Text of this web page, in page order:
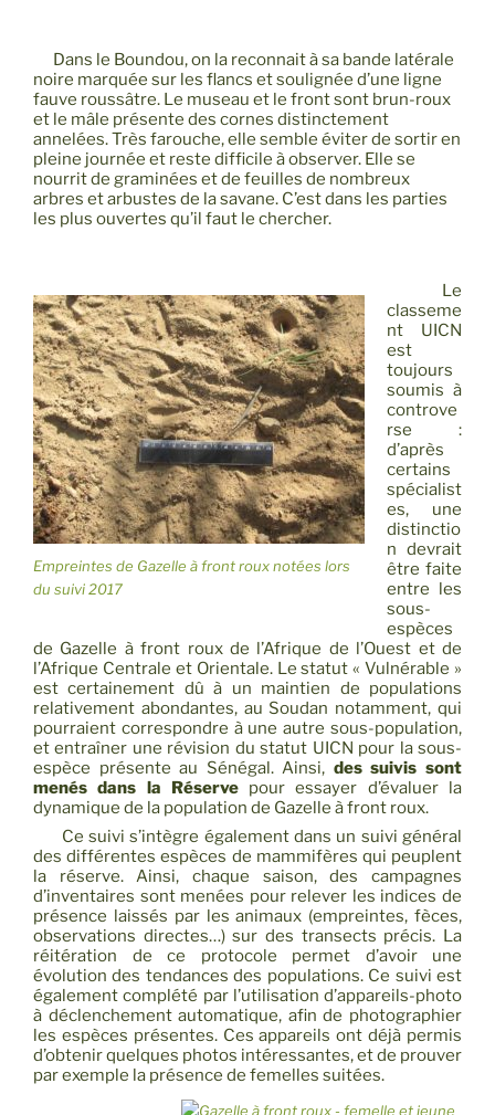
Dans le Boundou, on la reconnait à sa bande latérale
noire marquée sur les flancs et soulignée d’une ligne
fauve roussâtre. Le museau et le front sont brun-roux
et le mâle présente des cornes distinctement
annelées. Très farouche, elle semble éviter de sortir en
pleine journée et reste difficile à observer. Elle se
nourrit de graminées et de feuilles de nombreux
arbres et arbustes de la savane. C’est dans les parties
les plus ouvertes qu’il faut le chercher.
Empreintes de Gazelle à front roux notées lors
du suivi 2017
Le
classeme
nt UICN
est
toujours
soumis à
controve
rse :
d’après
certains
spécialist
es, une
distinctio
n devrait
être faite
entre les
sous-
espèces
de Gazelle à front roux de l’Afrique de l’Ouest et de
l’Afrique Centrale et Orientale. Le statut « Vulnérable »
est certainement dû à un maintien de populations
relativement abondantes, au Soudan notamment, qui
pourraient correspondre à une autre sous-population,
et entraîner une révision du statut UICN pour la sous-
espèce présente au Sénégal. Ainsi, des suivis sont
menés dans la Réservepour essayer d’évaluer la
dynamique de la population de Gazelle à front roux.
Ce suivi s’intègre également dans un suivi général
des différentes espèces de mammifères qui peuplent
la réserve. Ainsi, chaque saison, des campagnes
d’inventaires sont menées pour relever les indices de
présence laissés par les animaux (empreintes, fèces,
observations directes…) sur des transects précis. La
réitération de ce protocole permet d’avoir une
évolution des tendances des populations. Ce suivi est
également complété par l’utilisation d’appareils-photo
à déclenchement automatique, afin de photographier
les espèces présentes. Ces appareils ont déjà permis
d’obtenir quelques photos intéressantes, et de prouver
par exemple la présence de femelles suitées.